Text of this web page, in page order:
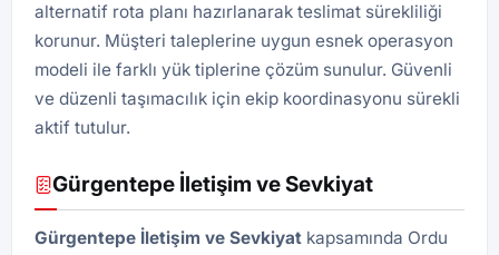
alternatif rota planı hazırlanarak teslimat sürekliliği
korunur. Müşteri taleplerine uygun esnek operasyon
modeli ile farklı yük tiplerine çözüm sunulur. Güvenli
ve düzenli taşımacılık için ekip koordinasyonu sürekli
aktif tutulur.
Gürgentepe İletişim ve Sevkiyat
Gürgentepe İletişim ve Sevkiyat kapsamında Ordu